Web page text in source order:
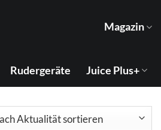
Magazin
Rudergeräte Juice Plus+